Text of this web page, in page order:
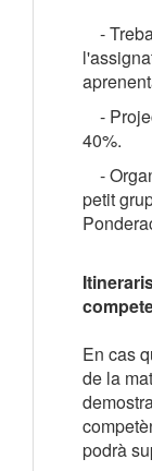
-
-
40%.
-
petit
En cas
de la
podrà